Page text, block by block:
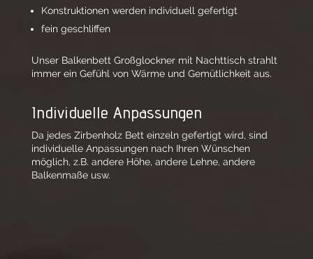
Konstruktionen werden individuell gefertigt
fein geschliffen
Unser Balkenbett Großglockner mit Nachttisch strahlt
immer ein Gefühl von Wärme und Gemütlichkeit aus.
Individuelle Anpassungen
Da jedes Zirbenholz Bett einzeln gefertigt wird, sind
individuelle Anpassungen nach Ihren Wünschen
möglich, z.B. andere Höhe, andere Lehne, andere
Balkenmaße usw.